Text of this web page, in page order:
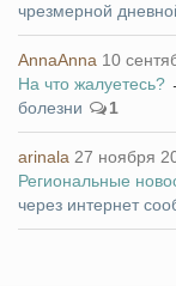
чрезмерной
AnnaAnna 10
На что жалуетесь?
болезни
1
arinala 27 ноября
Региональные
через интернет